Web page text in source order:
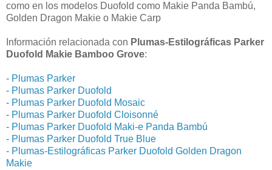
como en los modelos Duofold como Makie Panda Bambú,
Golden Dragon Makie o Makie Carp
Información relacionada con Plumas-Estilográficas Parker
Duofold Makie Bamboo Grove:
- Plumas Parker
- Plumas Parker Duofold
- Plumas Parker Duofold Mosaic
- Plumas Parker Duofold Cloisonné
- Plumas Parker Duofold Maki-e Panda Bambú
- Plumas Parker Duofold True Blue
- Plumas-Estilográficas Parker Duofold Golden Dragon
Makie